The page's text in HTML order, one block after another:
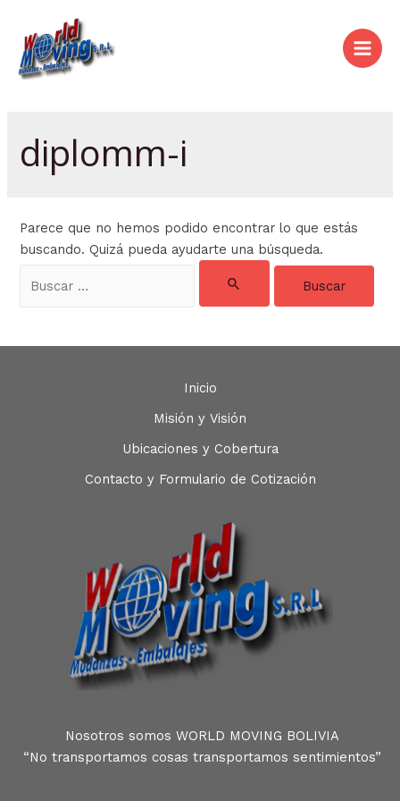
contenido
Main
diplomm-i
Parece que no hemos podido encontrar lo que estás
buscando. Quizá pueda ayudarte una búsqueda.
por:
Inicio
Misión y Visión
Ubicaciones y Cobertura
Contacto y Formulario de Cotización
Nosotros somos WORLD MOVING BOLIVIA
“No transportamos cosas transportamos sentimientos”